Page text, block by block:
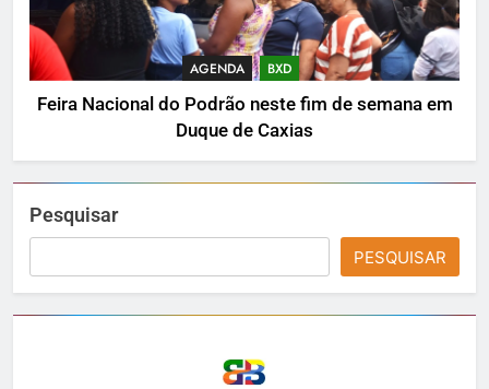
AGENDA BXD
Feira Nacional do Podrão neste fim de semana em
Duque de Caxias
Pesquisar
PESQUISAR